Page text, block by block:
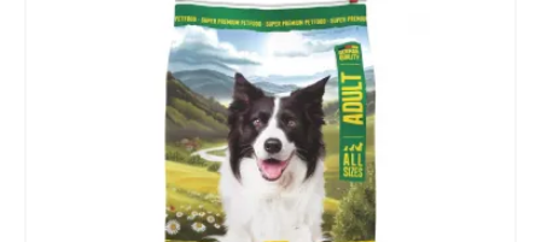
高齢犬用
高齢猫用
ジョセラについて
サステナビリティ
納得の品質
よくある質問
お客様サポート
アカウント
ご利用ガイド
お問い合わせ